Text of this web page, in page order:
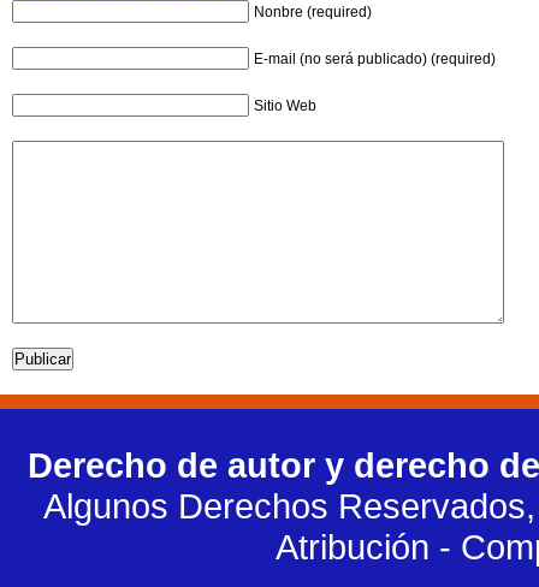
Nonbre (required)
E-mail (no será publicado) (required)
Sitio Web
Derecho de autor y derecho
Algunos Derechos
Atribución -